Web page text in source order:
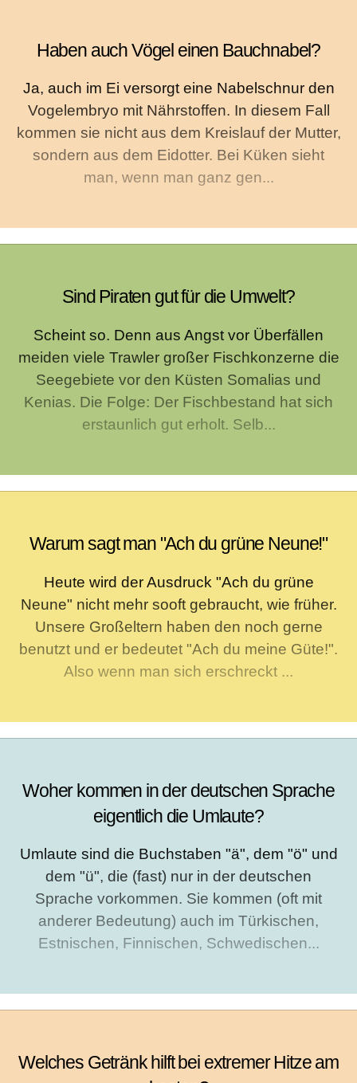
Haben auch Vögel einen Bauchnabel?
Ja, auch im Ei versorgt eine Nabelschnur den
Vogelembryo mit Nährstoffen. In diesem Fall
kommen sie nicht aus dem Kreislauf der Mutter,
sondern aus dem Eidotter. Bei Küken sieht
man, wenn man ganz gen...
Sind Piraten gut für die Umwelt?
Scheint so. Denn aus Angst vor Überfällen
meiden viele Trawler großer Fischkonzerne die
Seegebiete vor den Küsten Somalias und
Kenias. Die Folge: Der Fischbestand hat sich
erstaunlich gut erholt. Selb...
Warum sagt man "Ach du grüne Neune!"
Heute wird der Ausdruck "Ach du grüne
Neune" nicht mehr sooft gebraucht, wie früher.
Unsere Großeltern haben den noch gerne
benutzt und er bedeutet "Ach du meine Güte!".
Also wenn man sich erschreckt ...
Woher kommen in der deutschen Sprache
eigentlich die Umlaute?
Umlaute sind die Buchstaben "ä", dem "ö" und
dem "ü", die (fast) nur in der deutschen
Sprache vorkommen. Sie kommen (oft mit
anderer Bedeutung) auch im Türkischen,
Estnischen, Finnischen, Schwedischen...
Welches Getränk hilft bei extremer Hitze am